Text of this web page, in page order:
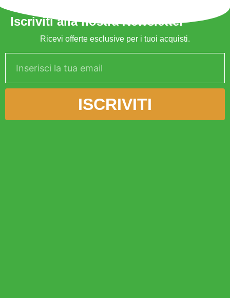
Iscriviti alla nostra Newsletter
Ricevi offerte esclusive per i tuoi acquisti.
ISCRIVITI